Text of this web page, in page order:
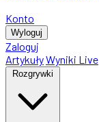
Konto
Wyloguj
Zaloguj
ArtykułyWyniki Live
Rozgrywki